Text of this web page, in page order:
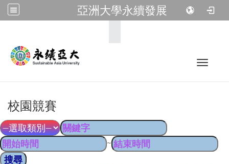
亞洲大學永續發展
Toggle
校園競賽
~